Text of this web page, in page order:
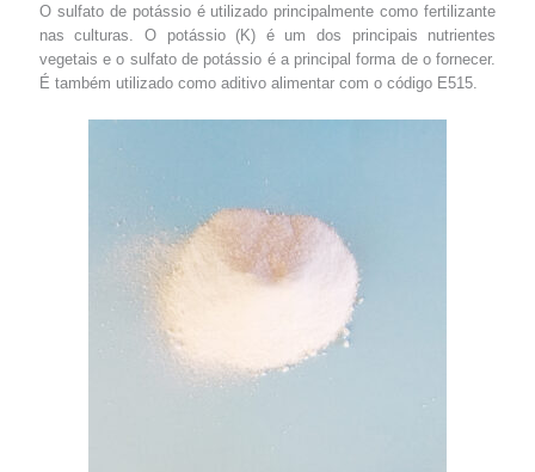
O sulfato de potássio é utilizado principalmente como fertilizante
nas culturas. O potássio (K) é um dos principais nutrientes
vegetais e o sulfato de potássio é a principal forma de o fornecer.
É também utilizado como aditivo alimentar com o código E515.